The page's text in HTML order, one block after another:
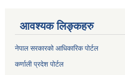
आवश्यक लिङ्कहरु
नेपाल सरकारको आधिकारिक पोर्टल
कर्णाली प्रदेश पोर्टल